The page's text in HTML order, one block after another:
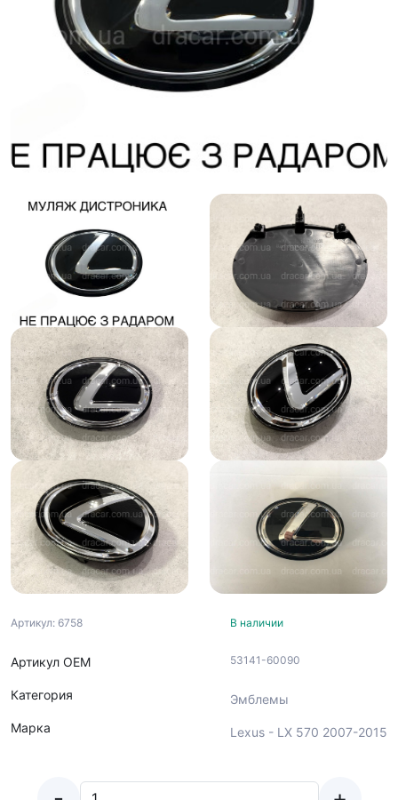
Артикул: 6758
Артикул ОЕМ
Категория
Марка
В наличии
53141-60090
Эмблемы
Lexus - LX 570 2007-2015